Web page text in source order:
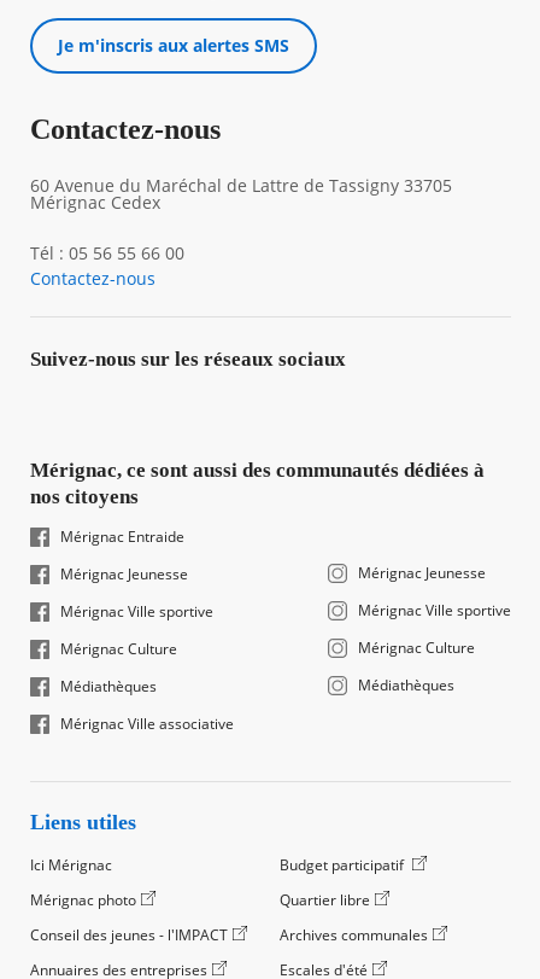
Je m'inscris aux alertes SMS
Contactez-nous
60 Avenue du Maréchal de Lattre de Tassigny 33705
Mérignac Cedex
Tél : 05 56 55 66 00
Contactez-nous
Suivez-nous sur les réseaux sociaux
Mérignac, ce sont aussi des communautés dédiées à
nos citoyens
Mérignac Entraide
Mérignac Jeunesse
Mérignac Ville sportive
Mérignac Culture
Médiathèques
Mérignac Ville associative
Mérignac Jeunesse
Mérignac Ville sportive
Mérignac Culture
Médiathèques
Liens utiles
Ici Mérignac
Budget participatif
Mérignac photo
Quartier libre
Conseil des jeunes - l'IMPACT
Archives communales
Annuaires des entreprises
Escales d'été